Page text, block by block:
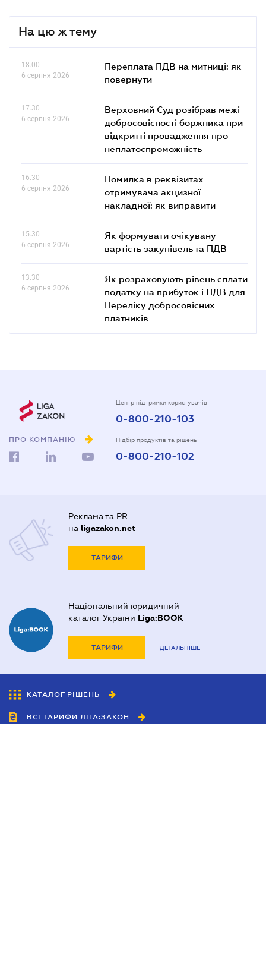
На цю ж тему
18.00
6 серпня 2026
Переплата ПДВ на митниці: як
повернути
17.30
6 серпня 2026
Верховний Суд розібрав межі
добросовісності боржника при
відкритті провадження про
неплатоспроможність
16.30
6 серпня 2026
Помилка в реквізитах
отримувача акцизної
накладної: як виправити
15.30
6 серпня 2026
Як формувати очікувану
вартість закупівель та ПДВ
13.30
6 серпня 2026
Як розраховують рівень сплати
податку на прибуток і ПДВ для
Переліку добросовісних
платників
ПРО КОМПАНІЮ
Центр підтримки користувачів
0-800-210-103
Підбір продуктів та рішень
0-800-210-102
Реклама та PR
на ligazakon.net
ТАРИФИ
Національний юридичний
каталог України Liga:BOOK
ТАРИФИ ДЕТАЛЬНІШЕ
КАТАЛОГ РІШЕНЬ
ВСІ ТАРИФИ ЛІГА:ЗАКОН